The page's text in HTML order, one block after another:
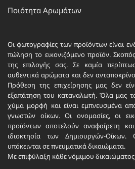
Ποιότητα Αρωμάτων
Οι φωτογραφίες των προϊόντων είναι
πώληση το εικονιζόμενο προϊόν.
της επιλογής σας. Σε καμία
αυθεντικά αρώματα και δεν
Πρόθεση της επιχείρησης μας δεν
εξαπάτηση του καταναλωτή. Όλα μας
χύμα μορφή και είναι εμπνευσμένα
γνωστών οίκων. Οι ονομασίες, οι
προϊόντων αποτελούν αναφαίρετη
ιδιοκτησία των Δημιουργών-Οίκων.
υπόκεινται σε πνευματικά δικαιώματα.
Με επιφύλαξη κάθε νόμιμου δικαιώματος